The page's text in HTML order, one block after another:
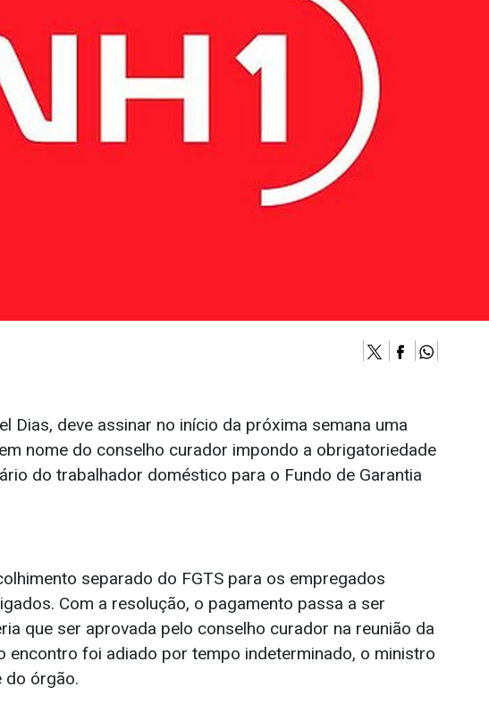
Dias, deve assinar no início da próxima semana uma
nome do conselho curador impondo a obrigatoriedade
do trabalhador doméstico para o Fundo de Garantia
separado do FGTS para os empregados
Com a resolução, o pagamento passa a ser
que ser aprovada pelo conselho curador na reunião da
encontro foi adiado por tempo indeterminado, o ministro
do órgão.